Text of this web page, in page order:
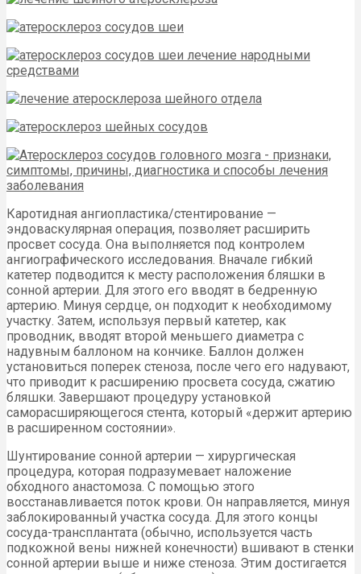
Каротидная ангиопластика/стентирование —
эндоваскулярная операция, позволяет расширить
просвет сосуда. Она выполняется под контролем
ангиографического исследования. Вначале гибкий
катетер подводится к месту расположения бляшки в
сонной артерии. Для этого его вводят в бедренную
артерию. Минуя сердце, он подходит к необходимому
участку. Затем, используя первый катетер, как
проводник, вводят второй меньшего диаметра с
надувным баллоном на кончике. Баллон должен
установиться поперек стеноза, после чего его надувают,
что приводит к расширению просвета сосуда, сжатию
бляшки. Завершают процедуру установкой
саморасширяющегося стента, который «держит артерию
в расширенном состоянии».
Шунтирование сонной артерии — хирургическая
процедура, которая подразумевает наложение
обходного анастомоза. С помощью этого
восстанавливается поток крови. Он направляется, минуя
заблокированный участка сосуда. Для этого концы
сосуда-трансплантата (обычно, используется часть
подкожной вены нижней конечности) вшивают в стенки
сонной артерии выше и ниже стеноза. Этим достигается